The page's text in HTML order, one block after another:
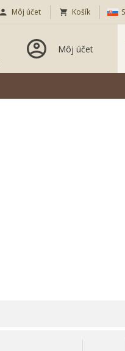
Môj účet Košík
Môj účet